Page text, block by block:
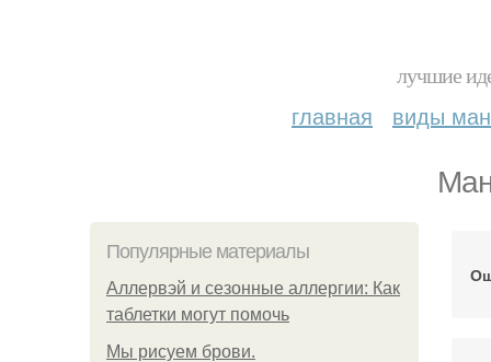
лучшие
главная виды
Популярные материалы
Аллервэй и сезонные аллергии: Как
таблетки могут помочь
Мы рисуем брови.